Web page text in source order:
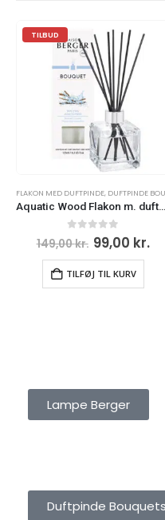
,MAISON BERGER
TILBUD
FLAKON MED DUFTPINDE, DUFTPINDE BOUQUET
Aquatic Wood Flakon m. duftpinde bouquet
0 ud af 5
149,00kr. 99,00 kr.
TILFØJ TIL KURV
Lampe Berger
Duftpinde Bouquets